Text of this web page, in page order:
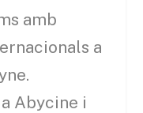
amb
a
Abycine i